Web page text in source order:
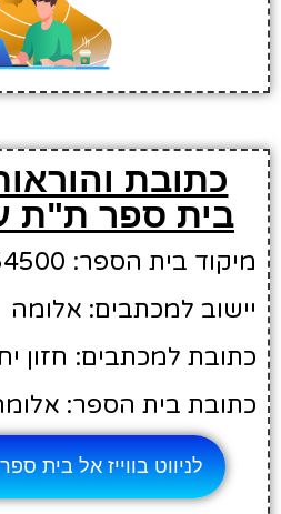
כתובת
בית ספר ת"ת
מיקוד בית הספר: 7954500
יישוב למכתבים: אלומה
כתובת למכתבים: חזון
כתובת בית הספר:
לניווט בווייז אל בית